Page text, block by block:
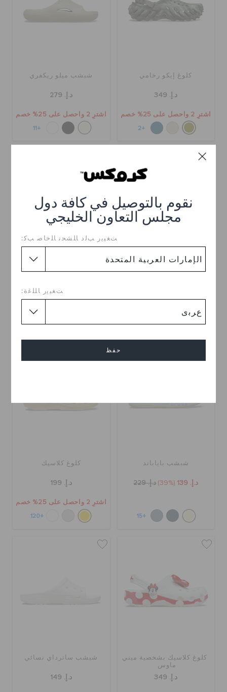
نقوم بالتوصيل في كافة دول
مجلس التعاون الخليجي
ﺖﻐﻴﻳﺭ ﺐﻟﺩ ﺎﻠﺸﺤﻧ ﺎﻠﺧﺎﺻ ﺐﻛ:
ﺖﻐﻴﻳﺭ ﺎﻠﻠﻏﺓ:
حفظ
كلوغ إيكو رخامي
د.إ. 349
اشترِ 2 واحصل على 25% خصم
+2
شبشب ميلو ريكفري
د.إ. 279
اشترِ 2 واحصل على 25% خصم
+11
كلوغ كراش
+17
كلوغ باي
+17
شبشب باياباند
د.إ. 139 (39%) د.إ. 229
+15
كلوغ كلاسيك
د.إ. 199
اشترِ 2 واحصل على 25% خصم
+120
كلوغ كلاسيك بشخصية ميني
ماوس
د.إ. 349
شبشب ساترداي نسائي
د.إ. 149